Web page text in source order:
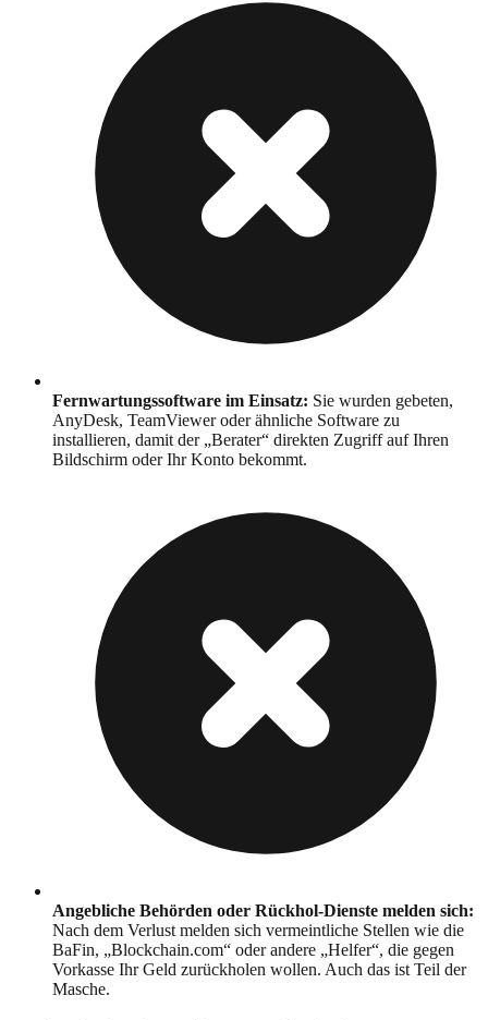
Fernwartungssoftware im Einsatz: Sie wurden gebeten,
AnyDesk, TeamViewer oder ähnliche Software zu
installieren, damit der „Berater“ direkten Zugriff auf Ihren
Bildschirm oder Ihr Konto bekommt.
Angebliche Behörden oder Rückhol-Dienste melden sich:
Nach dem Verlust melden sich vermeintliche Stellen wie die
BaFin, „Blockchain.com“ oder andere „Helfer“, die gegen
Vorkasse Ihr Geld zurückholen wollen. Auch das ist Teil der
Masche.